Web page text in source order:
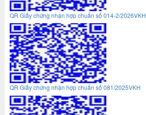
QR Giấy chứng nhận hợp chuẩn số 014-2/2026VKH
QR Giấy chứng nhận hợp chuẩn số 081/2025VKH